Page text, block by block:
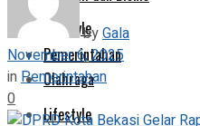
Lifestyle
Olahraga
Pemerintahan
Lifestyle
byGala
November 6, 2025
inPemerintahan
0